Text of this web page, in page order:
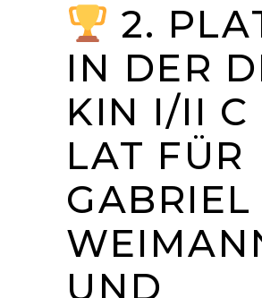
2.
IN DER
KIN I/II C
LAT FÜR
GABRIEL
UND